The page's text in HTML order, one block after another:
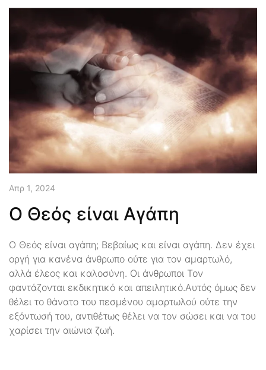
Απρ 1, 2024
Ο Θεός είναι Αγάπη
O Θεός είναι αγάπη; Βεβαίως και είναι αγάπη. Δεν έχει
οργή για κανένα άνθρωπο ούτε για τον αμαρτωλό,
αλλά έλεος και καλοσύνη. Οι άνθρωποι Τον
φαντάζονται εκδικητικό και απειλητικό.Αυτός όμως δεν
θέλει το θάνατο του πεσμένου αμαρτωλού ούτε την
εξόντωσή του, αντιθέτως θέλει να τον σώσει και να του
χαρίσει την αιώνια ζωή.